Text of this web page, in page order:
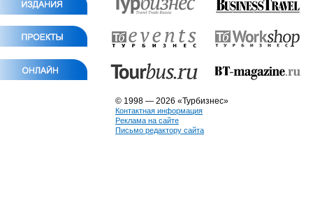
© 1998 — 2026 «Турбизнес»
Контактная информация
Реклама на сайте
Письмо редактору сайта